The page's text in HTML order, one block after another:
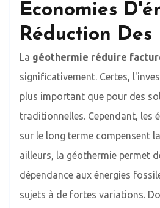
Économies
Réduction Des
La géothermie réduire
significativement. Certes,
plus important que pour des
traditionnelles. Cependant, les
sur le long terme compensent
ailleurs, la géothermie permet
dépendance aux énergies
sujets à de fortes variations.